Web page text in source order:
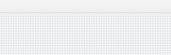
MAIL